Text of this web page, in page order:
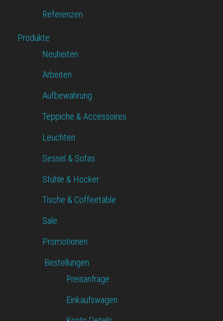
Referenzen
Produkte
Neuheiten
Arbeiten
Aufbewahrung
Teppiche & Accessoires
Leuchten
Sessel & Sofas
Stühle & Hocker
Tische & Coffeetable
Sale
Promotionen
Bestellungen
Preisanfrage
Einkaufswagen